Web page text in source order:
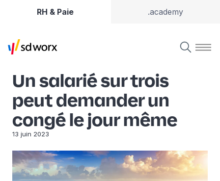
RH & Paie .academy
Un salarié sur trois
peut demander un
congé le jour même
13 juin 2023